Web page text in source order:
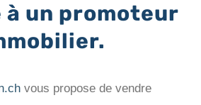
un promoteur
vous propose de vendre